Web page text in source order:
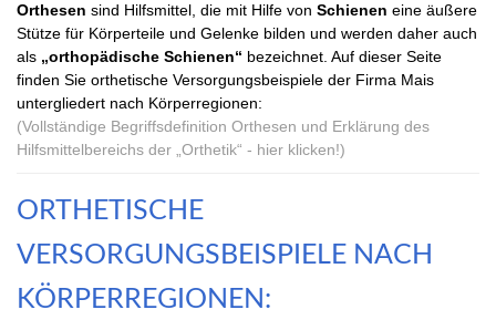
Orthesen sind Hilfsmittel, die mit Hilfe von Schienen eine äußere
Stütze für Körperteile und Gelenke bilden und werden daher auch
als „orthopädische Schienen“ bezeichnet. Auf dieser Seite
finden Sie orthetische Versorgungsbeispiele der Firma Mais
untergliedert nach Körperregionen:
(Vollständige Begriffsdefinition Orthesen und Erklärung des
Hilfsmittelbereichs der „Orthetik“ - hier klicken!)
ORTHETISCHE
VERSORGUNGSBEISPIELE NACH
KÖRPERREGIONEN: